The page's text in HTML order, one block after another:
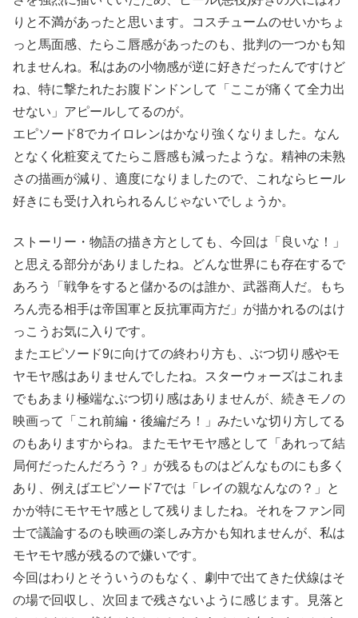
りと不満があったと思います。コスチュームのせいかちょ
っと馬面感、たらこ唇感があったのも、批判の一つかも知
れませんね。私はあの小物感が逆に好きだったんですけど
ね、特に撃たれたお腹ドンドンして「ここが痛くて全力出
せない」アピールしてるのが。
エピソード8でカイロレンはかなり強くなりました。なん
となく化粧変えてたらこ唇感も減ったような。精神の未熟
さの描画が減り、適度になりましたので、これならヒール
好きにも受け入れられるんじゃないでしょうか。
ストーリー・物語の描き方としても、今回は「良いな！」
と思える部分がありましたね。どんな世界にも存在するで
あろう「戦争をすると儲かるのは誰か、武器商人だ。もち
ろん売る相手は帝国軍と反抗軍両方だ」が描かれるのはけ
っこうお気に入りです。
またエピソード9に向けての終わり方も、ぶつ切り感やモ
ヤモヤ感はありませんでしたね。スターウォーズはこれま
でもあまり極端なぶつ切り感はありませんが、続きモノの
映画って「これ前編・後編だろ！」みたいな切り方してる
のもありますからね。またモヤモヤ感として「あれって結
局何だったんだろう？」が残るものはどんなものにも多く
あり、例えばエピソード7では「レイの親なんなの？」と
かが特にモヤモヤ感として残りましたね。それをファン同
士で議論するのも映画の楽しみ方かも知れませんが、私は
モヤモヤ感が残るので嫌いです。
今回はわりとそういうのもなく、劇中で出てきた伏線はそ
の場で回収し、次回まで残さないように感じます。見落と